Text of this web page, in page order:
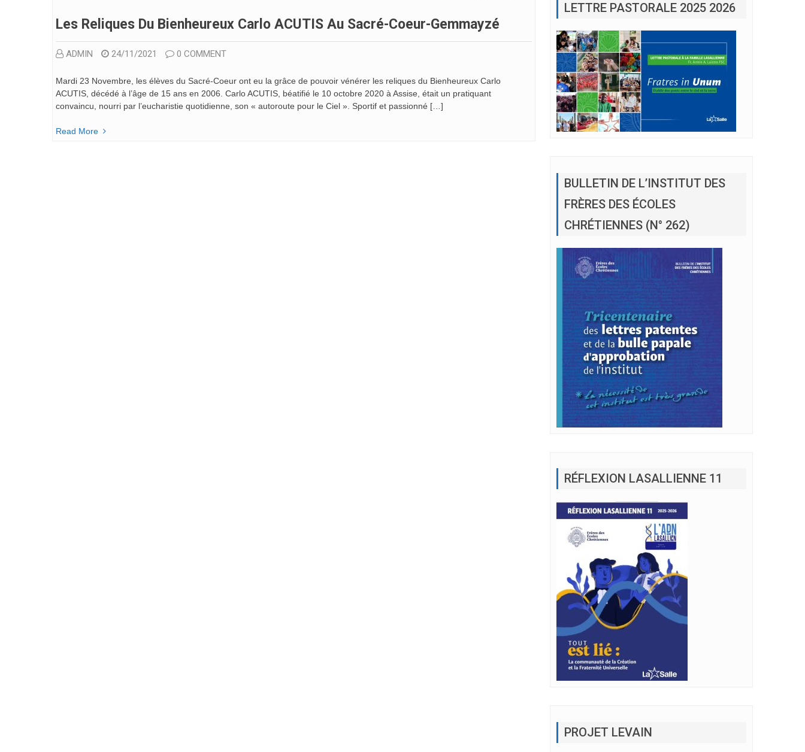
Les Reliques Du Bienheureux Carlo ACUTIS Au Sacré-Coeur-Gemmayzé
ADMIN 24/11/2021 0 COMMENT
Mardi 23 Novembre, les élèves du Sacré-Coeur ont eu la grâce de pouvoir vénérer les reliques du Bienheureux Carlo
ACUTIS, décédé à l’âge de 15 ans en 2006. Carlo ACUTIS, béatifié le 10 octobre 2020 à Assise, était un pratiquant
convaincu, nourri par l’eucharistie quotidienne, son « autoroute pour le Ciel ». Sportif et passionné […]
Read More
FRÈRES DES ÉCOLES
CHRÉTIENNES (N° 262)